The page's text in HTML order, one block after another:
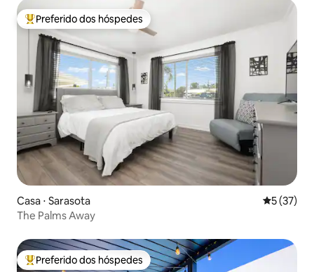
Entre os melhores preferidos dos hóspedes
Preferido dos hóspedes
Casa ⋅ Sarasota 5 de uma
5 (37)
The Palms Away
Entre os melhores preferidos dos hóspedes
Preferido dos hóspedes